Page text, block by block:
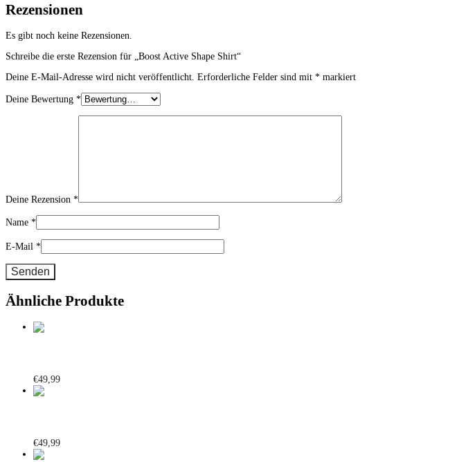
Rezensionen
Es gibt noch keine Rezensionen.
Schreibe die erste Rezension für „Boost Active Shape Shirt“
Deine E-Mail-Adresse wird nicht veröffentlicht. Erforderliche Felder sind mit * markiert
Deine Bewertung *
Deine Rezension *
Name *
E-Mail *
Ähnliche Produkte
€49,99
€49,99